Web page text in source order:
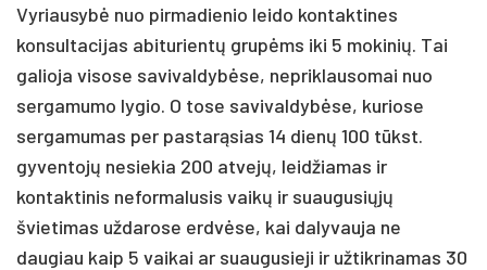
Vyriausybė nuo pirmadienio leido kontaktines
konsultacijas abiturientų grupėms iki 5 mokinių. Tai
galioja visose savivaldybėse, nepriklausomai nuo
sergamumo lygio. O tose savivaldybėse, kuriose
sergamumas per pastarąsias 14 dienų 100 tūkst.
gyventojų nesiekia 200 atvejų, leidžiamas ir
kontaktinis neformalusis vaikų ir suaugusiųjų
švietimas uždarose erdvėse, kai dalyvauja ne
daugiau kaip 5 vaikai ar suaugusieji ir užtikrinamas 30